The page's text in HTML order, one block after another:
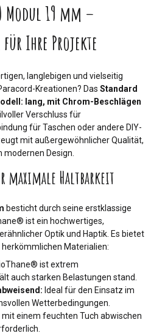
19 mm –
Ihre Projekte
langlebigen und vielseitig
Kreationen? Das Standard
lang, mit Chrom-Beschlägen
Verschluss für
für Taschen oder andere DIY-
mit außergewöhnlicher Qualität,
modernen Design.
maximale Haltbarkeit
besticht durch seine erstklassige
ist ein hochwertiges,
Optik und Haptik. Es bietet
Materialien:
ist extrem
auch starken Belastungen stand.
Ideal für den Einsatz im
Wetterbedingungen.
mit einem feuchten Tuch abwischen